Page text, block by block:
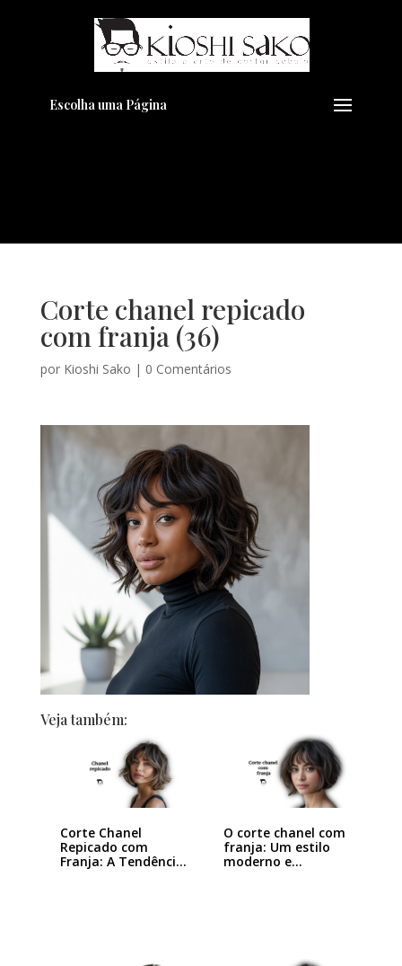
Escolha uma Página
Corte chanel repicado
com franja (36)
por Kioshi Sako | 0 Comentários
Veja também:
Corte Chanel
Repicado com
Franja: A Tendência
O corte chanel com
franja: Um estilo
moderno e…
Pensando em transformar seu
Visual??